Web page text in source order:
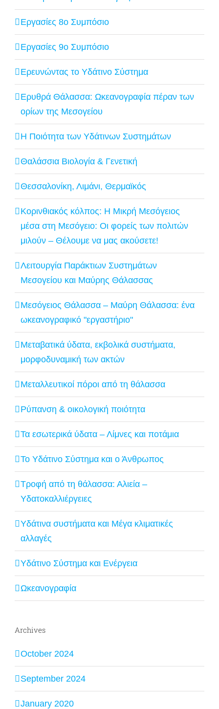
Εργασίες 8ο Συμπόσιο
Εργασίες 9ο Συμπόσιο
Ερευνώντας το Υδάτινο Σύστημα
Ερυθρά Θάλασσα: Ωκεανογραφία πέραν των
ορίων της Μεσογείου
Η Ποιότητα των Υδάτινων Συστημάτων
Θαλάσσια Βιολογία & Γενετική
Θεσσαλονίκη, Λιμάνι, Θερμαϊκός
Κορινθιακός κόλπος: Η Μικρή Μεσόγειος
μέσα στη Μεσόγειο: Οι φορείς των πολιτών
μιλούν – Θέλουμε να μας ακούσετε!
Λειτουργία Παράκτιων Συστημάτων
Μεσογείου και Μαύρης Θάλασσας
Μεσόγειος Θάλασσα – Μαύρη Θάλασσα: ένα
ωκεανογραφικό "εργαστήριο"
Μεταβατικά ύδατα, εκβολικά συστήματα,
μορφοδυναμική των ακτών
Μεταλλευτικοί πόροι από τη θάλασσα
Ρύπανση & οικολογική ποιότητα
Τα εσωτερικά ύδατα – Λίμνες και ποτάμια
Το Υδάτινο Σύστημα και ο Άνθρωπος
Τροφή από τη θάλασσα: Αλιεία –
Υδατοκαλλιέργειες
Υδάτινα συστήματα και Μέγα κλιματικές
αλλαγές
Υδάτινο Σύστημα και Ενέργεια
Ωκεανογραφία
Archives
October 2024
September 2024
January 2020